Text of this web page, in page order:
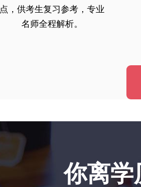
点，供考生复习参考，专业
名师全程解析。
你离